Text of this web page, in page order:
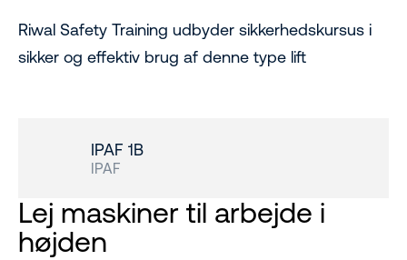
Riwal Safety Training udbyder sikkerhedskursus i
sikker og effektiv brug af denne type lift
IPAF 1B
IPAF
Lej maskiner til arbejde i
højden